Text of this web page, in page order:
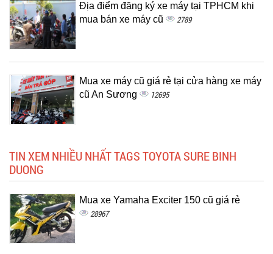
Địa điểm đăng ký xe máy tại TPHCM khi
mua bán xe máy cũ
2789
Mua xe máy cũ giá rẻ tại cửa hàng xe máy
cũ An Sương
12695
TIN XEM NHIỀU NHẤT TAGS TOYOTA SURE BINH
DUONG
Mua xe Yamaha Exciter 150 cũ giá rẻ
28967